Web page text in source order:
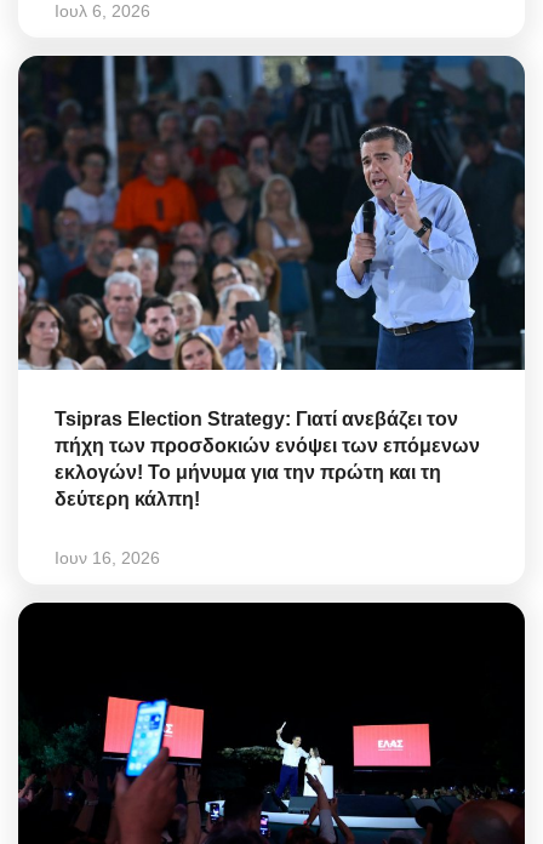
Ιουλ 6, 2026
Tsipras Election Strategy: Γιατί ανεβάζει τον
πήχη των προσδοκιών ενόψει των επόμενων
εκλογών! Το μήνυμα για την πρώτη και τη
δεύτερη κάλπη!
Ιουν 16, 2026